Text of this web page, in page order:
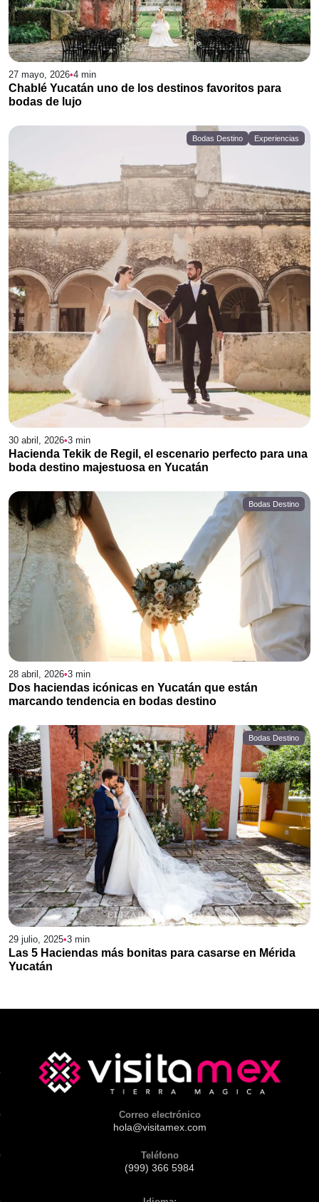
27 mayo, 2026•4 min
Chablé Yucatán uno de los destinos favoritos para
bodas de lujo
Bodas Destino Experiencias
30 abril, 2026•3 min
Hacienda Tekik de Regil, el escenario perfecto para una
boda destino majestuosa en Yucatán
Bodas Destino
28 abril, 2026•3 min
Dos haciendas icónicas en Yucatán que están
marcando tendencia en bodas destino
Bodas Destino
29 julio, 2025•3 min
Las 5 Haciendas más bonitas para casarse en Mérida
Yucatán
Correo electrónico
hola@visitamex.com
Teléfono
(999) 366 5984